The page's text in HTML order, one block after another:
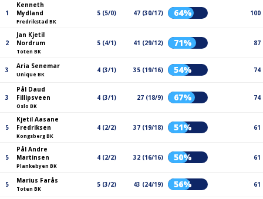
1
Kenneth
Mydland
Fredrikstad BK
5 (5/0) 47 (30/17) 64% 100
2
Jan Kjetil
Nordrum
Toten BK
5 (4/1) 41 (29/12) 71% 87
3 Aria Senemar
Unique BK
4 (3/1) 35 (19/16) 54% 74
3
Pål Daud
Fillipsveen
Oslo BK
4 (3/1) 27 (18/9) 67% 74
5
Kjetil Aasane
Fredriksen
Kongsberg BK
4 (2/2) 37 (19/18) 51% 61
5
Pål Andre
Martinsen
Plankebyen BK
4 (2/2) 32 (16/16) 50% 61
5 Marius Farås
Toten BK
5 (3/2) 43 (24/19) 56% 61